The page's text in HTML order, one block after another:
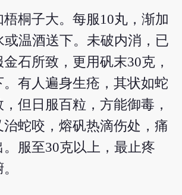
梧桐子大。每服10丸，渐加
或温酒送下。未破内消，已
石所致，更用矾末30克，
有人遍身生疮，其状如蛇
但日服百粒，方能御毒，
蛇咬，熔矾热滴伤处，痛
服至30克以上，最止疼